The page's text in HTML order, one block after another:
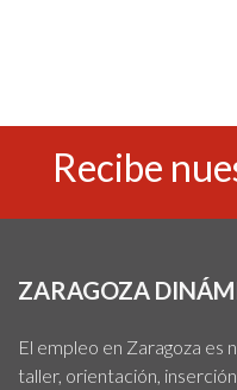
Recibe
ZARAGOZA
El empleo en Zaragoza es
taller, orientación,